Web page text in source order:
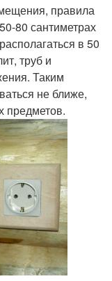
правила
80 сантиметрах
в 50
труб и
Таким
не ближе,
предметов.